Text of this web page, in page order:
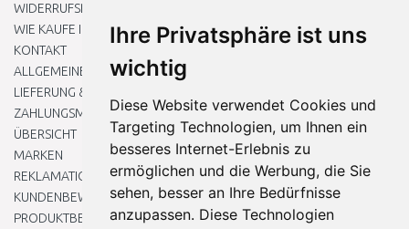
Ihre Privatsphäre ist uns
wichtig
Diese Website verwendet Cookies und
Targeting Technologien, um Ihnen ein
besseres Internet-Erlebnis zu
ermöglichen und die Werbung, die Sie
sehen, besser an Ihre Bedürfnisse
anzupassen. Diese Technologien
WIDERRUFSRECHT
WIE KAUFE ICH EIN?
KONTAKT
ALLGEMEINEN GESCHÄFTSBEDINGUNGEN
LIEFERUNG & ZAHLUNG
ZAHLUNGSMETHODEN
ÜBERSICHT
MARKEN
REKLAMATIONEN UND RETOUREN
KUNDENBEWERTUNG
PRODUKTBEWERTUNG